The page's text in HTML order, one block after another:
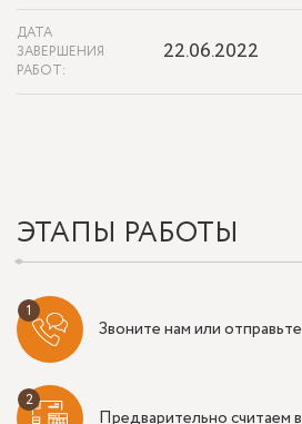
ДАТА
ЗАВЕРШЕНИЯ
РАБОТ:
22.06.2022
ЭТАПЫ РАБОТЫ
Звоните нам или
Предварительно считаем